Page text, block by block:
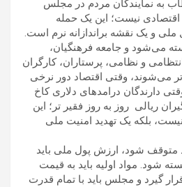
به نمایندگان مردم در مجلس
نیست؛ این یک حمله
ملی و یک نقشه براندازانه نرم است.
می‌شود و جامعه فرهنگیان،
و نظامی، پرستاران، کارگران
می‌شوند، وقتی اقتصاد دور نرخی
دارندگان درامدهای دلاری کاخ
ریالی روز به روز فقیر تر؛ این
بلکه یک تهدید امنیت ملی
متوقف شود، ارزش پول ملی باید
شود. مواد اولیه باید به قیمت
گیرد و مجلس باید با تمام قدرت